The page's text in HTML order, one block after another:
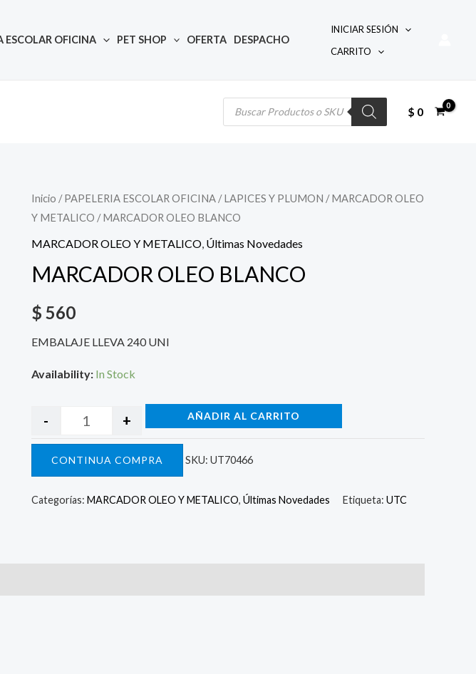
ESCOLAR OFICINA PET SHOP OFERTA DESPACHO
INICIAR SESIÓN
CARRITO
Búsqueda
$ 0
Inicio /PAPELERIA ESCOLAR OFICINA /LAPICES Y PLUMON /MARCADOR OLEO
Y METALICO / MARCADOR OLEO BLANCO
MARCADOR OLEO Y METALICO Últimas Novedades
MARCADOR OLEO BLANCO
$ 560
EMBALAJE LLEVA 240 UNI
Availability: In Stock
Quantity
- + AÑADIR AL CARRITO
CONTINUA COMPRA SKU: UT70466
Categorías: MARCADOR OLEO Y METALICO, Últimas Novedades Etiqueta: UTC